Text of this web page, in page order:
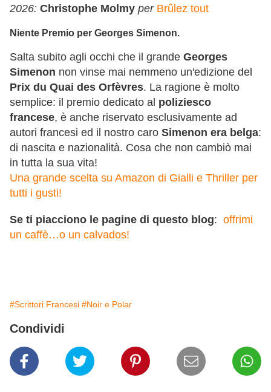
2026: Christophe Molmy per Brûlez tout
Niente Premio per Georges Simenon.
Salta subito agli occhi che il grande Georges
Simenon non vinse mai nemmeno un'edizione del
Prix du Quai des Orfèvres. La ragione è molto
semplice: il premio dedicato al poliziesco
francese, è anche riservato esclusivamente ad
autori francesi ed il nostro caro Simenon era belga:
di nascita e nazionalità. Cosa che non cambiò mai
in tutta la sua vita!
Una grande scelta su Amazon di Gialli e Thriller per
tutti i gusti!
Se ti piacciono le pagine di questo blog: offrimi
un caffè…o un calvados!
#Scrittori Francesi #Noir e Polar
Condividi